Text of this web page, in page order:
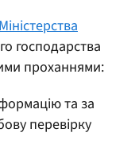
Міністерства
господарства
проханнями:
та за
перевірку